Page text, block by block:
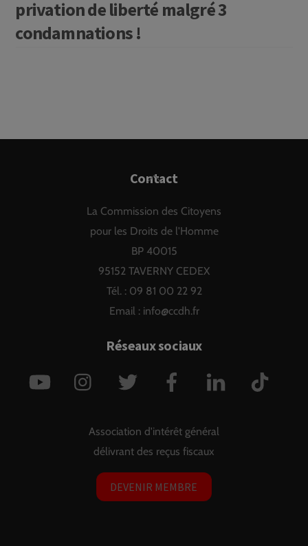
privation de liberté malgré 3
condamnations !
Back
Top
Contact
La Commission des Citoyens
pour les Droits de l'Homme
BP 40015
95152 TAVERNY CEDEX
Tél. : 09 81 00 22 92
Email : info@ccdh.fr
Réseaux sociaux
YouTube Instagram Twitter Facebook LinkedIn
Association d'intérêt général
délivrant des reçus fiscaux
DEVENIR MEMBRE